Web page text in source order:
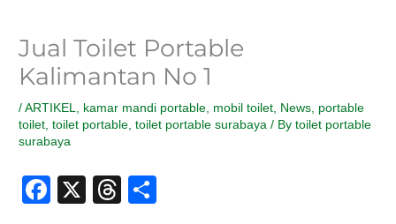
Jual Toilet Portable
Kalimantan No 1
/ARTIKEL kamar mandi portable mobil toilet News portable
toilet ,toilet portable ,toilet portable surabaya / Bytoilet portable
surabaya
F
X
T